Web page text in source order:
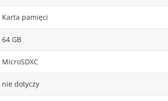
Karta pamięci
64 GB
MicroSDXC
nie dotyczy